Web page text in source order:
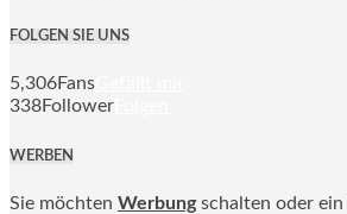
FOLGEN SIE UNS
5,306Fans
338Follower
WERBEN
Sie möchten Werbung schalten oder